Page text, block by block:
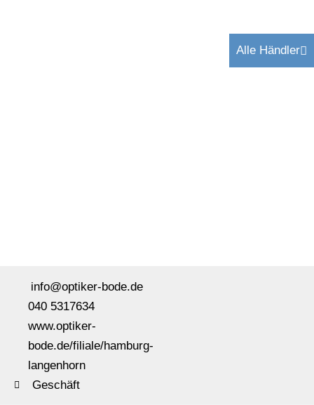
Alle Händler
info@optiker-bode.de
040 5317634
www.optiker-
bode.de/filiale/hamburg-
langenhorn
Geschäft